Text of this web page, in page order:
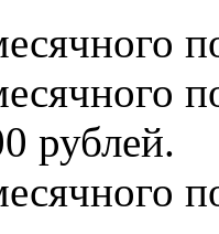
рублей.